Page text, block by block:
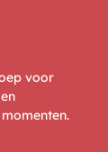
voor